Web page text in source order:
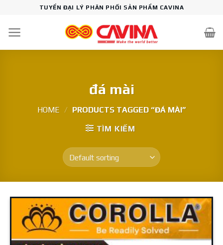
content
TUYỂN ĐẠI LÝ PHÂN PHỐI SẢN PHẨM CAVINA
đá mài
HOME / PRODUCTS TAGGED “ĐÁ MÀI”
TÌM KIẾM